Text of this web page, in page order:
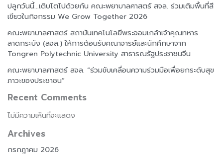
ปลูกวันนี้…เติบโตไปด้วยกัน คณะพยาบาลศาสตร์ สจล. ร่วมเติมพื้นที่สี
เขียวในกิจกรรม We Grow Together 2026
คณะพยาบาลศาสตร์ สถาบันเทคโนโลยีพระจอมเกล้าเจ้าคุณทหาร
ลาดกระบัง (สจล.) ให้การต้อนรับคณาจารย์และนักศึกษาจาก
Tongren Polytechnic University สาธารณรัฐประชาชนจีน
คณะพยาบาลศาสตร์ สจล. “ร่วมขับเคลื่อนความร่วมมือเพื่อยกระดับสุข
ภาวะของประชาชน”
Recent Comments
ไม่มีความเห็นที่จะแสดง
Archives
กรกฎาคม 2026